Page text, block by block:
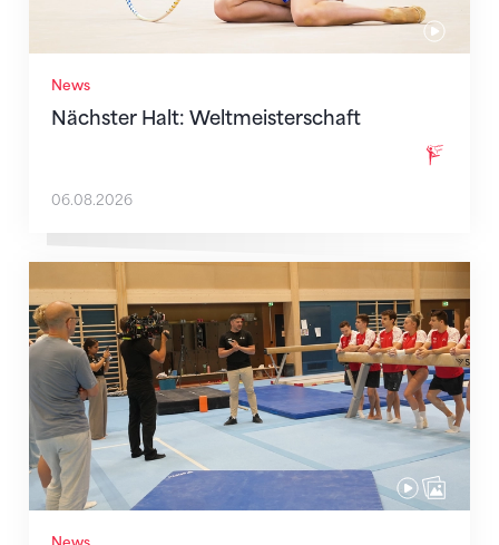
News
Nächster Halt: Weltmeisterschaft
06.08.2026
Mit klaren Zielen nach Zagreb